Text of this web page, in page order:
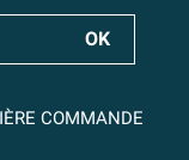
COMMANDE